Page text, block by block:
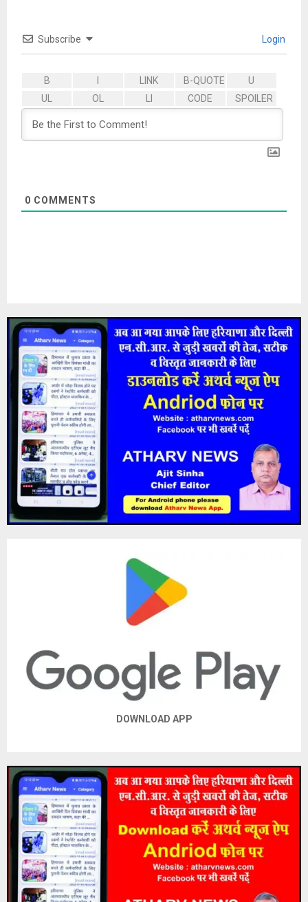
Subscribe Login
0 COMMENTS
DOWNLOAD APP